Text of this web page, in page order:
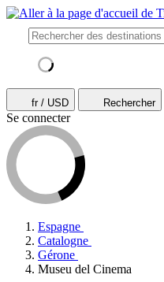
fr / USD Rechercher
Se connecter
Espagne
Catalogne
Gérone
Museu del Cinema